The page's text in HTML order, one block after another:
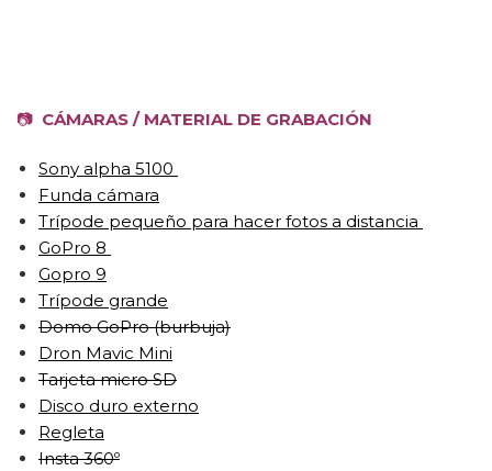
📷 CÁMARAS / MATERIAL DE GRABACIÓN
Sony alpha 5100
Funda cámara
Trípode pequeño para hacer fotos a distancia
GoPro 8
Gopro 9
Trípode grande
Domo GoPro (burbuja)
Dron Mavic Mini
Tarjeta micro SD
Disco duro externo
Regleta
Insta 360º